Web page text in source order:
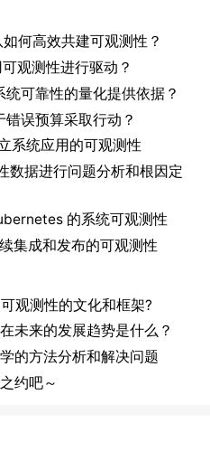
何高效共建可观测性？
观测性进行驱动？
可靠性的量化提供依据？
误预算采取行动？
系统应用的可观测性
数据进行问题分析和根因定
的系统可观测性
集成和发布的可观测性
观测性的文化和框架?
未来的发展趋势是什么？
的方法分析和解决问题
约吧～